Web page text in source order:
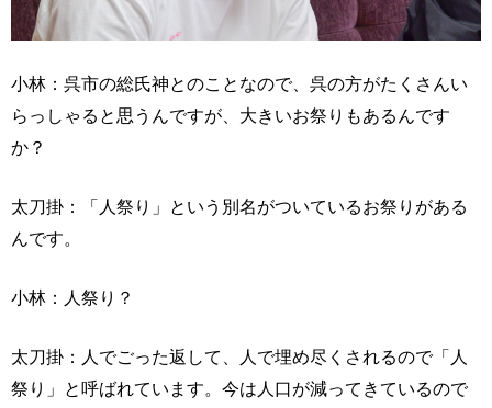
小林：呉市の総氏神とのことなので、呉の方がたくさんい
らっしゃると思うんですが、大きいお祭りもあるんです
か？
太刀掛：「人祭り」という別名がついているお祭りがある
んです。
小林：人祭り？
太刀掛：人でごった返して、人で埋め尽くされるので「人
祭り」と呼ばれています。今は人口が減ってきているので